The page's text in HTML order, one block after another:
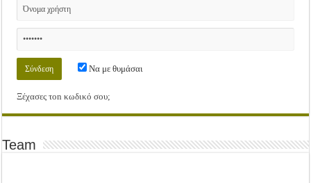
Να με θυμάσαι
Ξέχασες τοn κωδικό σου;
Team